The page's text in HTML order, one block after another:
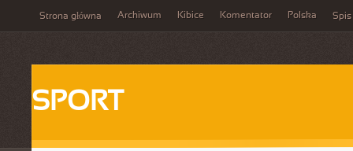
Strona główna Archiwum Kibice Komentator Polska Spis
SPORT